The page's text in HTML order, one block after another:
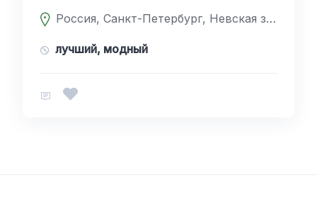
Россия, Санкт-Петербург, Невская застава, 192148, проспект Обуховской Обороны 51
лучший, модный